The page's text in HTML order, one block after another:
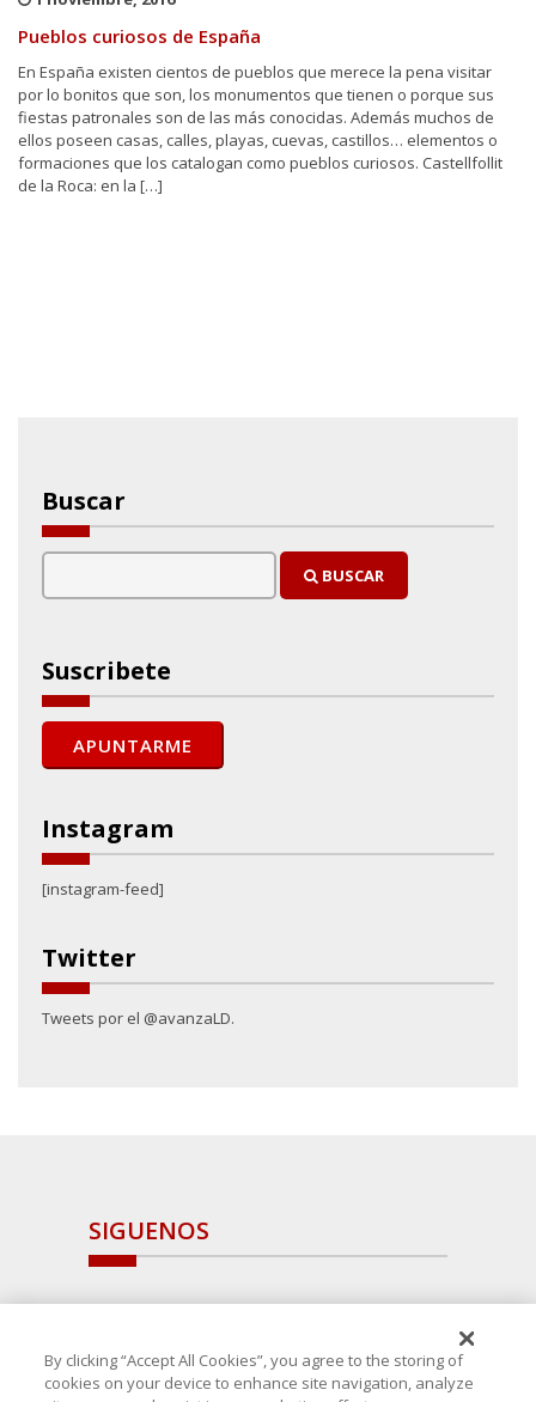
Pueblos curiosos de España
En España existen cientos de pueblos que merece la pena visitar
por lo bonitos que son, los monumentos que tienen o porque sus
fiestas patronales son de las más conocidas. Además muchos de
ellos poseen casas, calles, playas, cuevas, castillos… elementos o
formaciones que los catalogan como pueblos curiosos. Castellfollit
de la Roca: en la […]
Buscar
BUSCAR
Suscribete
Instagram
[instagram-feed]
Twitter
Tweets por el @avanzaLD.
SIGUENOS
By clicking “Accept All Cookies”, you agree to the storing of
cookies on your device to enhance site navigation, analyze